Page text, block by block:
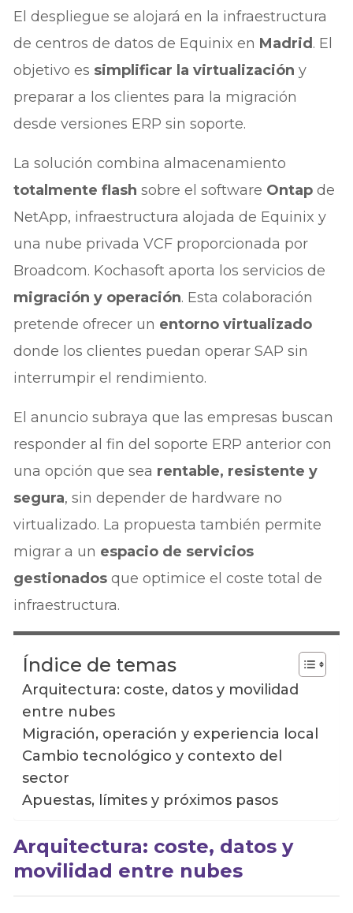
El despliegue se alojará en la infraestructura
de centros de datos de Equinix en Madrid . El
objetivo es simplificar la virtualización y
preparar a los clientes para la migración
desde versiones ERP sin soporte.
La solución combina almacenamiento
totalmente flash sobre el software Ontap de
NetApp, infraestructura alojada de Equinix y
una nube privada VCF proporcionada por
Broadcom. Kochasoft aporta los servicios de
migración y operación. Esta colaboración
pretende ofrecer un entorno virtualizado
donde los clientes puedan operar SAP sin
interrumpir el rendimiento.
El anuncio subraya que las empresas buscan
responder al fin del soporte ERP anterior con
una opción que sea rentable, resistente y
segura, sin depender de hardware no
virtualizado. La propuesta también permite
migrar a un espacio de servicios
gestionados que optimice el coste total de
infraestructura.
Índice de temas
Arquitectura: coste, datos y movilidad
entre nubes
Migración, operación y experiencia local
Cambio tecnológico y contexto del
sector
Apuestas, límites y próximos pasos
Arquitectura: coste, datos y
movilidad entre nubes